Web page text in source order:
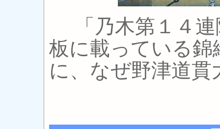
「乃木第１４連
板に載っている
に、なぜ野津道貫